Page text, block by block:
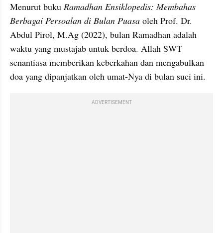
Menurut buku Ramadhan Ensiklopedis: Membahas
Berbagai Persoalan di Bulan Puasa oleh Prof. Dr.
Abdul Pirol, M.Ag (2022), bulan Ramadhan adalah
waktu yang mustajab untuk berdoa. Allah SWT
senantiasa memberikan keberkahan dan mengabulkan
doa yang dipanjatkan oleh umat-Nya di bulan suci ini.
ADVERTISEMENT